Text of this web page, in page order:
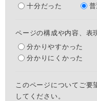
十分だった
普
ページの構成や内容、表
分かりやすかった
分かりにくかった
このページについてご要
してください。